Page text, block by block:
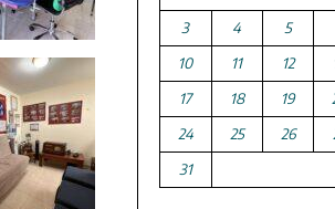
3
4 5
10
11 12
17
18 19
24
25 26
31